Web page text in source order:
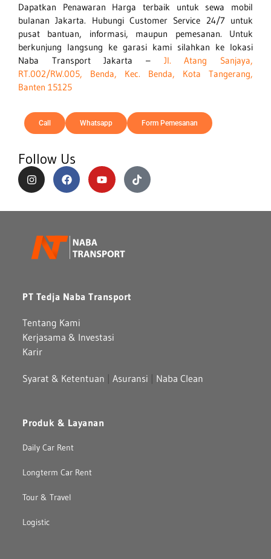
Dapatkan Penawaran Harga terbaik untuk sewa mobil
bulananJakarta. Hubungi Customer Service 24/7 untuk
pusat bantuan, informasi, maupun pemesanan. Untuk
berkunjung langsung ke garasi kami silahkan ke lokasi
Naba Transport Jakarta – Jl. Atang Sanjaya,
RT.002/RW.005, Benda, Kec. Benda, Kota Tangerang,
Banten 15125
Call Whatsapp Form Pemesanan
Follow Us
PT Tedja Naba Transport
Tentang Kami
Kerjasama & Investasi
Karir
Syarat & Ketentuan |Asuransi Naba Clean
Produk & Layanan
Daily Car Rent
Longterm Car Rent
Tour & Travel
Logistic